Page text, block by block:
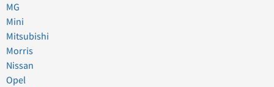
MG
Mini
Mitsubishi
Morris
Nissan
Opel